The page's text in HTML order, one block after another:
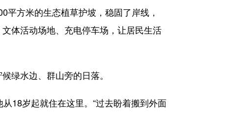
方米的生态植草护坡，稳固了岸线，
体活动场地、充电停车场，让居民生活
水边、群山旁的日落。
18岁起就住在这里。“过去盼着搬到外面